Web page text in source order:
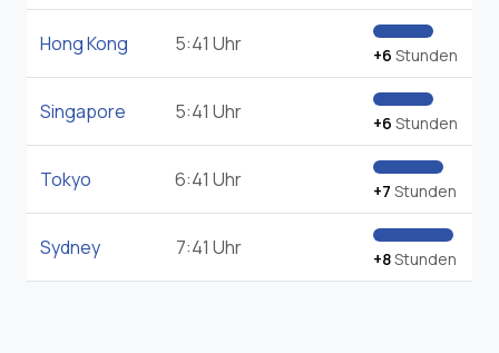
Hong Kong 5:41 Uhr +6 Stunden
Singapore 5:41 Uhr +6 Stunden
Tokyo 6:41 Uhr +7 Stunden
Sydney 7:41 Uhr +8Stunden